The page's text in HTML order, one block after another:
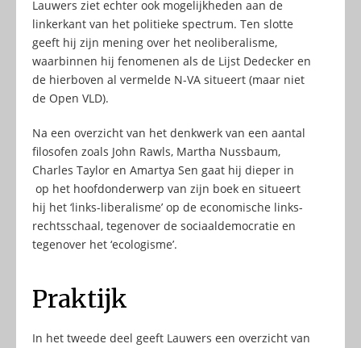
Lauwers ziet echter ook mogelijkheden aan de
linkerkant van het politieke spectrum. Ten slotte
geeft hij zijn mening over het neoliberalisme,
waarbinnen hij fenomenen als de Lijst Dedecker en
de hierboven al vermelde N-VA situeert (maar niet
de Open VLD).
Na een overzicht van het denkwerk van een aantal
filosofen zoals John Rawls, Martha Nussbaum,
Charles Taylor en Amartya Sen gaat hij dieper in
op het hoofdonderwerp van zijn boek en situeert
hij het ‘links-liberalisme’ op de economische links-
rechtsschaal, tegenover de sociaaldemocratie en
tegenover het ‘ecologisme’.
Praktijk
In het tweede deel geeft Lauwers een overzicht van